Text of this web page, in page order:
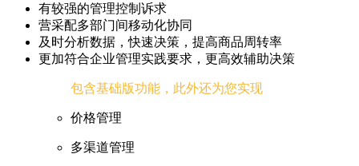
有较强的管理控制诉求
营采配多部门间移动化协同
及时分析数据，快速决策，提高商品周转率
更加符合企业管理实践要求，更高效辅助决策
包含基础版功能，此外还为您实现
价格管理
多渠道管理